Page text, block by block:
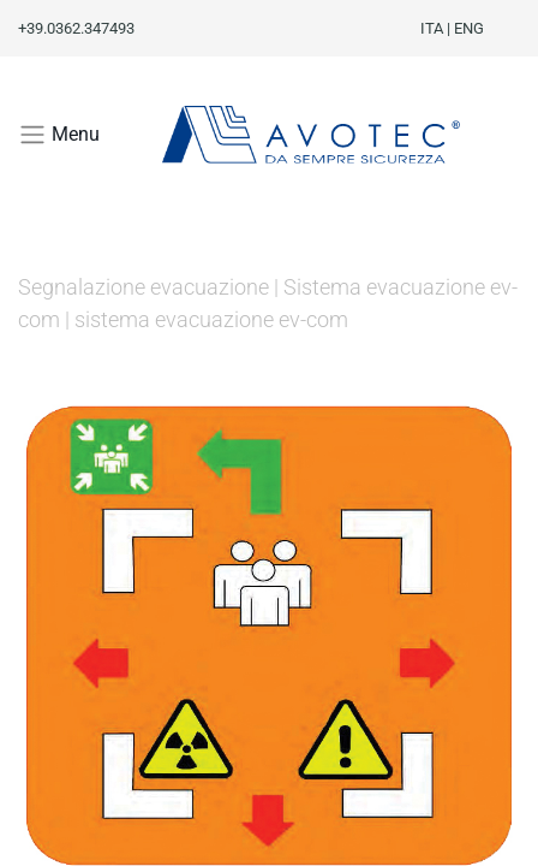
+39.0362.347493 ITA| ENG
Menu
Segnalazione evacuazione | Sistema evacuazione ev-
com | sistema evacuazione ev-com